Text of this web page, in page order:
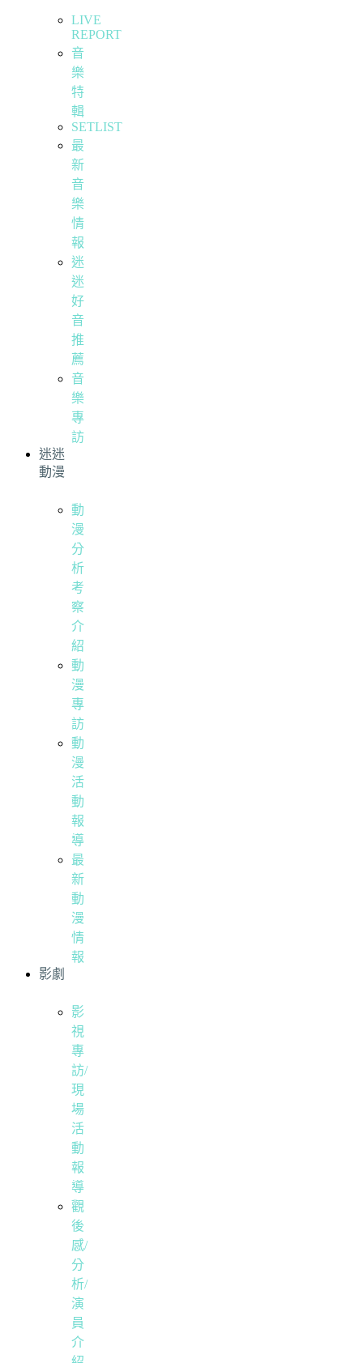
LIVE
REPORT
音
樂
特
輯
SETLIST
最
新
音
樂
情
報
迷
迷
好
音
推
薦
音
樂
專
訪
迷迷
動漫
動
漫
分
析
考
察
介
紹
動
漫
專
訪
動
漫
活
動
報
導
最
新
動
漫
情
報
影劇
影
視
專
訪/
現
場
活
動
報
導
觀
後
感/
分
析/
演
員
介